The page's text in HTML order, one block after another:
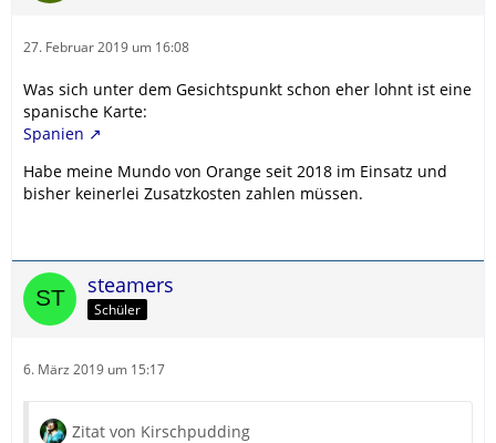
27. Februar 2019 um 16:08
Was sich unter dem Gesichtspunkt schon eher lohnt ist eine
spanische Karte:
Spanien
Habe meine Mundo von Orange seit 2018 im Einsatz und
bisher keinerlei Zusatzkosten zahlen müssen.
steamers
Schüler
6. März 2019 um 15:17
Zitat von Kirschpudding